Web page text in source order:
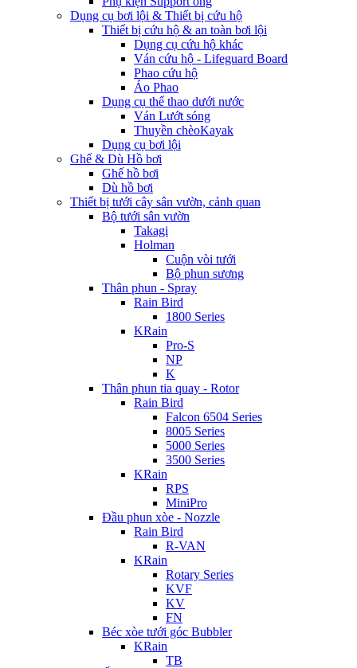
Dụng cụ bơi lội & Thiết bị cứu hộ
Thiết bị cứu hộ & an toàn bơi lội
Dụng cụ cứu hộ khác
Ván cứu hộ - Lifeguard Board
Phao cứu hộ
Áo Phao
Dụng cụ thể thao dưới nước
Ván Lướt sóng
Thuyền chèoKayak
Dụng cụ bơi lội
Ghế & Dù Hồ bơi
Ghế hồ bơi
Dù hồ bơi
Thiết bị tưới cây sân vườn, cảnh quan
Bộ tưới sân vườn
Takagi
Holman
Cuộn vòi tưới
Bộ phun sương
Thân phun - Spray
Rain Bird
1800 Series
KRain
Pro-S
NP
K
Thân phun tia quay - Rotor
Rain Bird
Falcon 6504 Series
8005 Series
5000 Series
3500 Series
KRain
RPS
MiniPro
Đầu phun xòe - Nozzle
Rain Bird
R-VAN
KRain
Rotary Series
KVF
KV
FN
Béc xòe tưới góc Bubbler
KRain
TB